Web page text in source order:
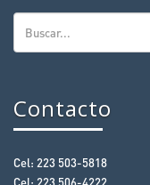
Contacto
Cel: 223 503-5818
Cel: 223 506-4222